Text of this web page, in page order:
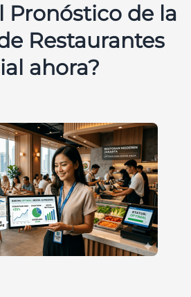
Pronóstico de la
Restaurantes
ahora?